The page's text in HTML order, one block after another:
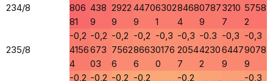
234/8
806
81
438
9
2922
9
4470
9
6302
1
8468
4
0787
9
3210
7
5758
2
235/8
-0,2
4156
4
-0,2
673
03
-0,2
7562
6
-0,2
8663
6
-0,3
0176
0
-0,3
2054
7
-0.3
4230
2
-0,3
6447
9
-0,3
9078
9
-0,2 -0,2 -0,2 -0,2
-0,2
-0,3